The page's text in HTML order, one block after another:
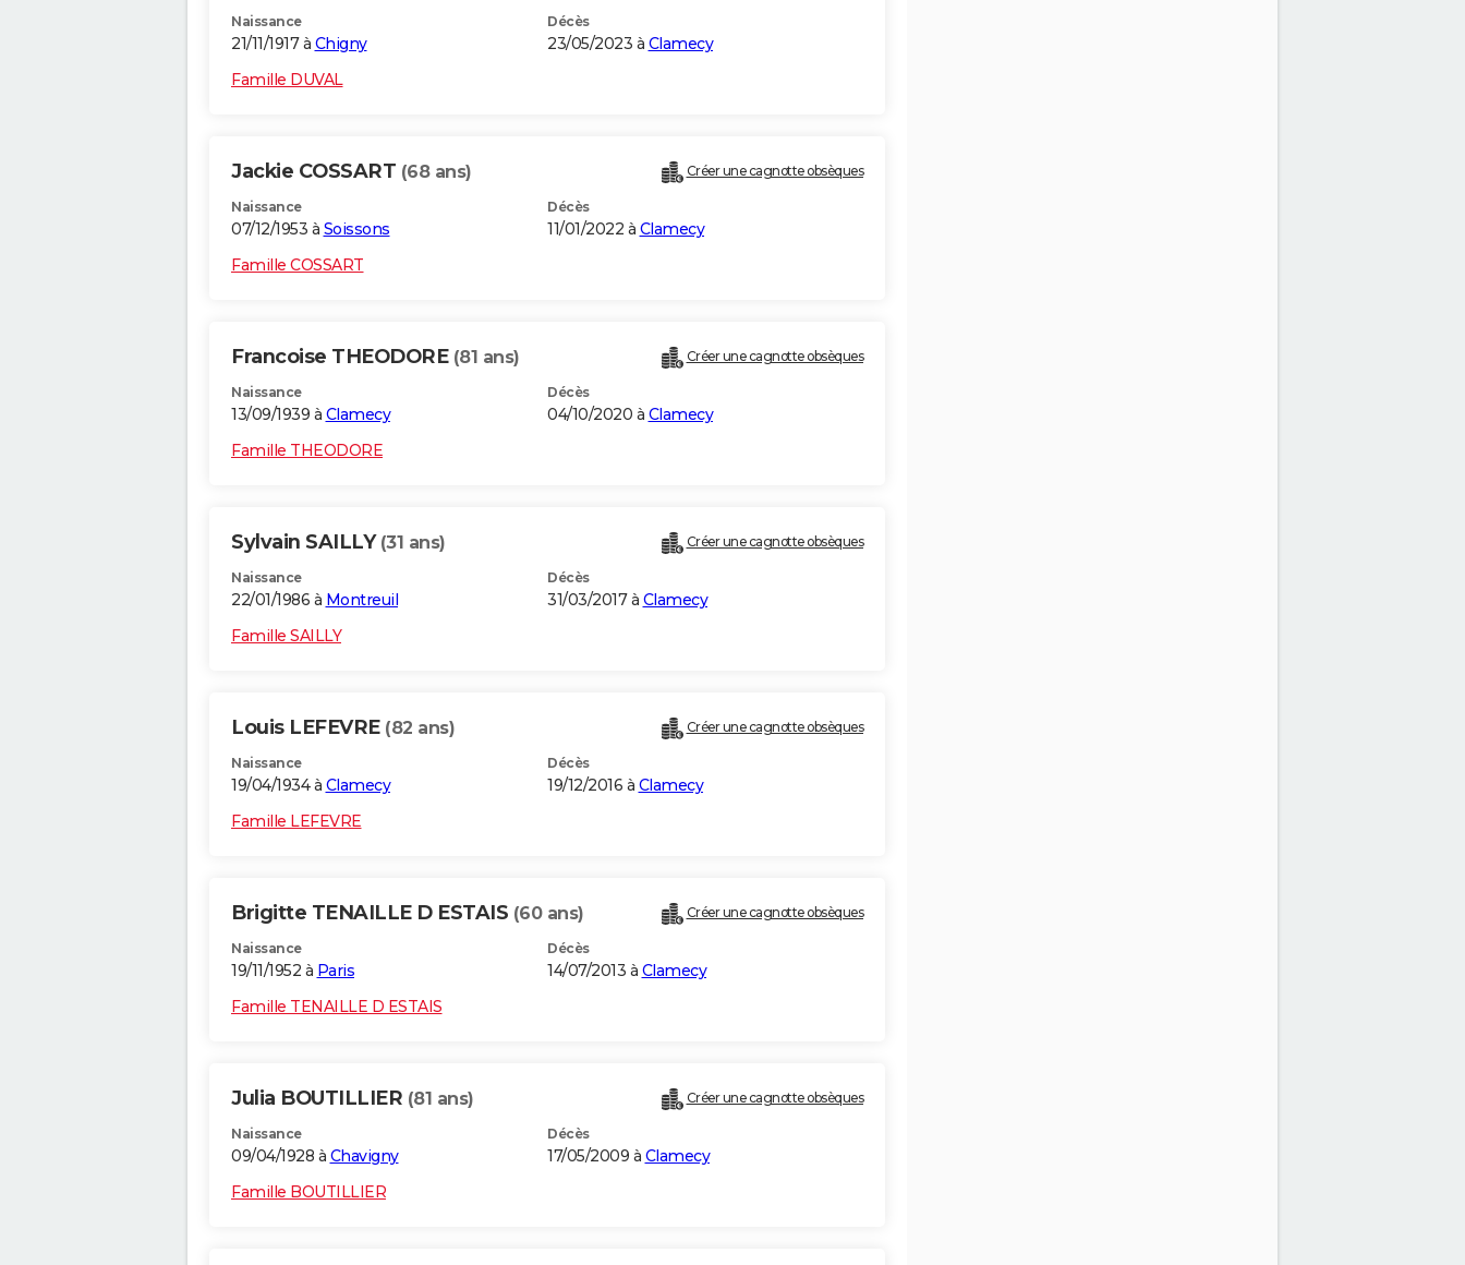
Naissance
21/11/1917 à Chigny
Décès
23/05/2023 à Clamecy
Famille DUVAL
Jackie COSSART (68 ans) Créer une cagnotte obsèques
Naissance
07/12/1953 à Soissons
Décès
11/01/2022 à Clamecy
Famille COSSART
Francoise THEODORE (81 ans) Créer une cagnotte obsèques
Naissance
13/09/1939 à Clamecy
Décès
04/10/2020 à Clamecy
Famille THEODORE
Sylvain SAILLY (31 ans) Créer une cagnotte obsèques
Naissance
22/01/1986 à Montreuil
Décès
31/03/2017 à Clamecy
Famille SAILLY
Louis LEFEVRE (82 ans) Créer une cagnotte obsèques
Naissance
19/04/1934 à Clamecy
Décès
19/12/2016 à Clamecy
Famille LEFEVRE
Brigitte TENAILLE D ESTAIS (60 ans) Créer une cagnotte obsèques
Naissance
19/11/1952 à Paris
Décès
14/07/2013 à Clamecy
Famille TENAILLE D ESTAIS
Julia BOUTILLIER (81 ans) Créer une cagnotte obsèques
Naissance
09/04/1928 à Chavigny
Décès
17/05/2009 à Clamecy
Famille BOUTILLIER